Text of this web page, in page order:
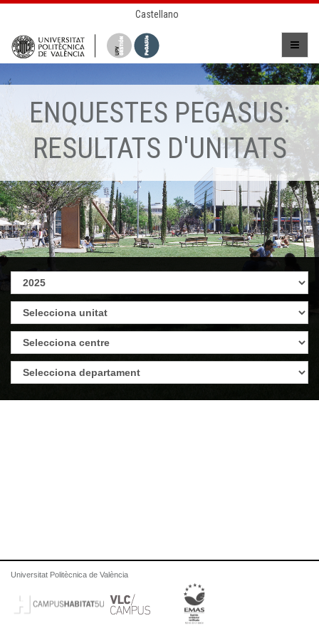
Castellano
ENQUESTES PEGASUS:
RESULTATS D'UNITATS
Universitat Politècnica de València